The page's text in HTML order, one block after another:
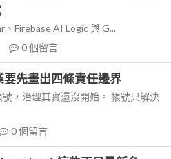
Firebase AI Logic 與 G...
0個留言
先畫出四條責任邊界
，治理其實還沒開始。 帳號只解決
0個留言